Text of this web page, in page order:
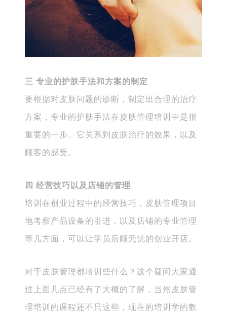
三 专业的护肤手法和方案的制定
要根据对皮肤问题的诊断，制定出合理的治疗
方案，专业的护肤手法在皮肤管理培训中是很
重要的一步。它关系到皮肤治疗的效果，以及
顾客的感受。
四 经营技巧以及店铺的管理
培训在创业过程中的经营技巧，皮肤管理项目
地考察产品设备的引进，以及店铺的专业管理
等几方面，可以让学员后顾无忧的创业开店。
对于皮肤管理都培训些什么？这个疑问大家通
过上面几点已经有了大概的了解，当然皮肤管
理培训的课程还不只这些，现在的培训学的教